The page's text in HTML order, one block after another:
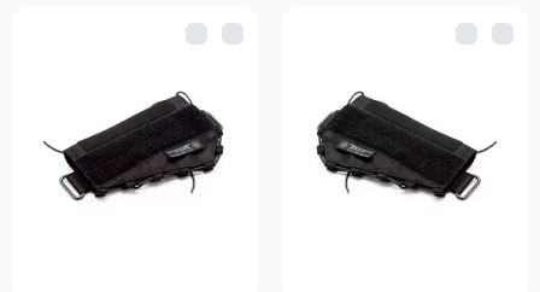
Чехлы и кейсы
Релоадинг
Сигнальные средства